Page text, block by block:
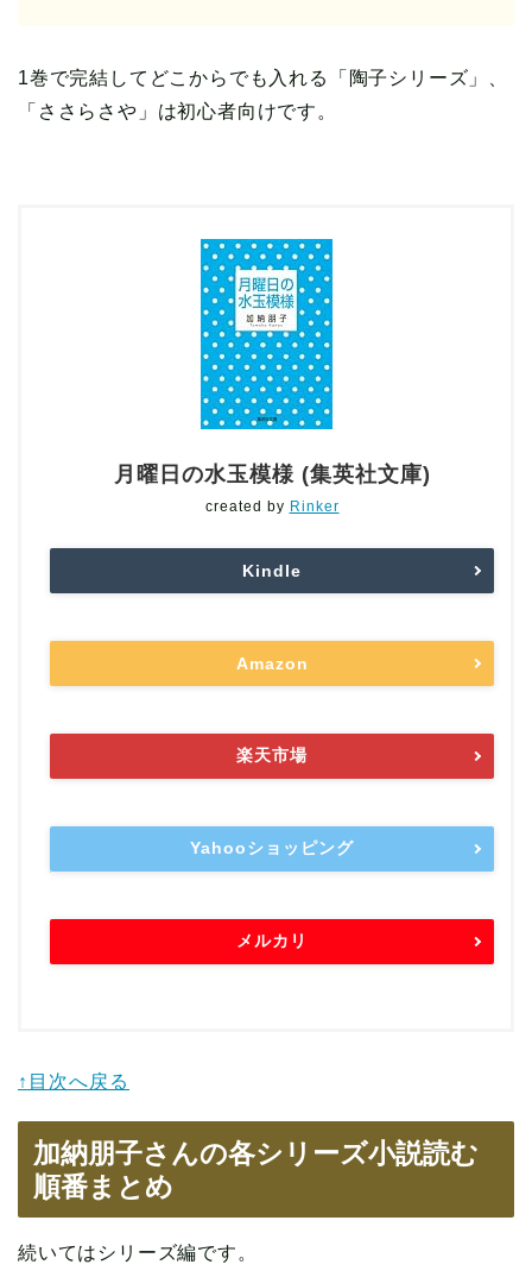
1巻で完結してどこからでも入れる「陶子シリーズ」、
「ささらさや」は初心者向けです。
月曜日の水玉模様 (集英社文庫)
created by Rinker
Kindle
Amazon
楽天市場
Yahooショッピング
メルカリ
↑目次へ戻る
加納朋子さんの各シリーズ小説読む
順番まとめ
続いてはシリーズ編です。